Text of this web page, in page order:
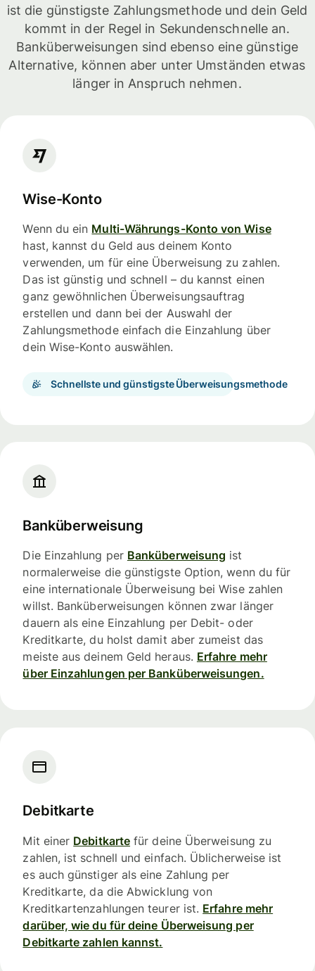
ist die günstigste Zahlungsmethode und dein Geld
kommt in der Regel in Sekundenschnelle an.
Banküberweisungen sind ebenso eine günstige
Alternative, können aber unter Umständen etwas
länger in Anspruch nehmen.
Wise-Konto
Wenn du ein Multi-Währungs-Konto von Wise
hast, kannst du Geld aus deinem Konto
verwenden, um für eine Überweisung zu zahlen.
Das ist günstig und schnell – du kannst einen
ganz gewöhnlichen Überweisungsauftrag
erstellen und dann bei der Auswahl der
Zahlungsmethode einfach die Einzahlung über
dein Wise-Konto auswählen.
Schnellste und günstigste Überweisungsmethode
Banküberweisung
Die Einzahlung per Banküberweisung ist
normalerweise die günstigste Option, wenn du für
eine internationale Überweisung bei Wise zahlen
willst. Banküberweisungen können zwar länger
dauern als eine Einzahlung per Debit- oder
Kreditkarte, du holst damit aber zumeist das
meiste aus deinem Geld heraus. Erfahre mehr
über Einzahlungen per Banküberweisungen.
Debitkarte
Mit einer Debitkarte für deine Überweisung zu
zahlen, ist schnell und einfach. Üblicherweise ist
es auch günstiger als eine Zahlung per
Kreditkarte, da die Abwicklung von
Kreditkartenzahlungen teurer ist. Erfahre mehr
darüber, wie du für deine Überweisung per
Debitkarte zahlen kannst.